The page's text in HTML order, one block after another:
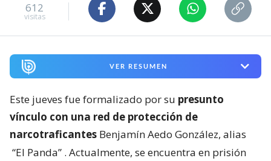
612
visitas
VER RESUMEN
Este jueves fue formalizado por su presunto
vínculo con una red de protección de
narcotraficantes Benjamín Aedo González, alias
“El Panda” . Actualmente, se encuentra en prisión